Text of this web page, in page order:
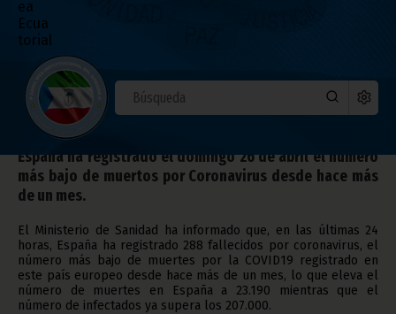
abril 27, 2020
Noticias COVID-19
España ha registrado el domingo 26 de abril el número
más bajo de muertos por Coronavirus desde hace más
de un mes.
El Ministerio de Sanidad ha informado que, en las últimas 24
horas, España ha registrado 288 fallecidos por coronavirus, el
número más bajo de muertes por la COVID19 registrado en
este país europeo desde hace más de un mes, lo que eleva el
número de muertes en España a 23.190 mientras que el
número de infectados ya supera los 207.000.